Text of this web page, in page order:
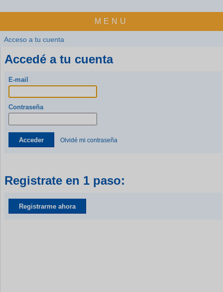
MENU
Acceso a tu cuenta
Accedé a tu cuenta
E-mail
Contraseña
Acceder Olvidé mi contraseña
Registrate en 1 paso:
Registrarme ahora